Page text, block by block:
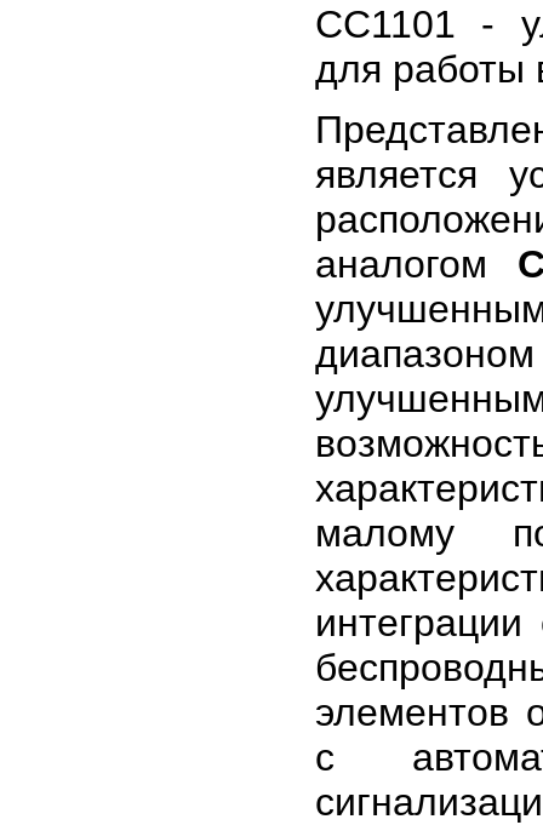
CC1101 -
для работы
является
аналогом
малому
элементов
с